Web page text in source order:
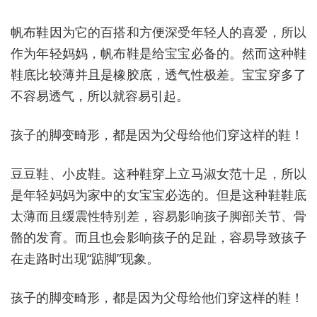
帆布鞋因为它的百搭和方便深受年轻人的喜爱，所以
作为年轻妈妈，帆布鞋是给宝宝必备的。然而这种鞋
鞋底比较薄并且是橡胶底，透气性极差。宝宝穿多了
不容易透气，所以就容易引起。
孩子的脚变畸形，都是因为父母给他们穿这样的鞋！
豆豆鞋、小皮鞋。这种鞋穿上立马淑女范十足，所以
是年轻妈妈为家中的女宝宝必选的。但是这种鞋鞋底
太薄而且缓震性特别差，容易影响孩子脚部关节、骨
骼的发育。而且也会影响孩子的足趾，容易导致孩子
在走路时出现“踮脚”现象。
孩子的脚变畸形，都是因为父母给他们穿这样的鞋！